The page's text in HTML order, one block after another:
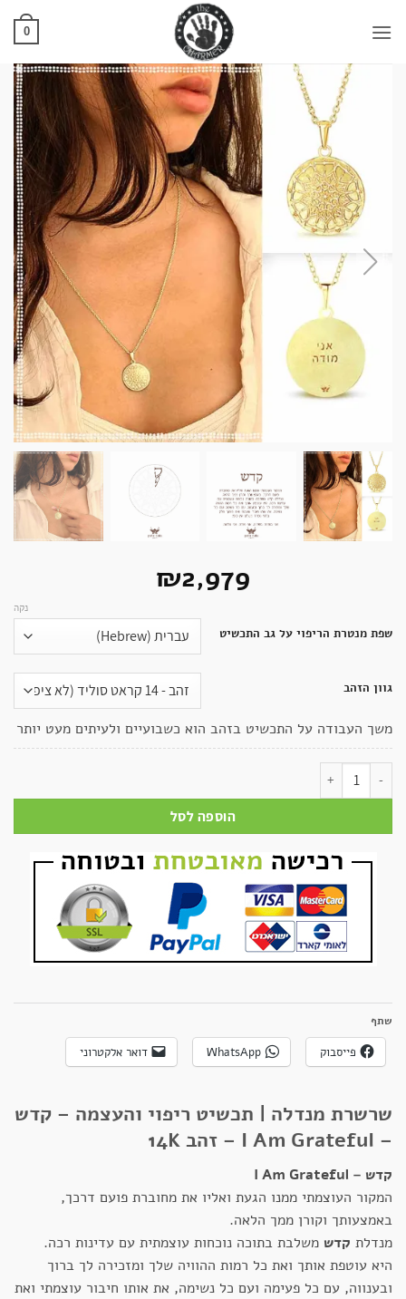
0
₪2,979
שפת מנטרת הריפוי על גב התכשיט
גוון הזהב
נקה
משך העבודה על התכשיט בזהב הוא כשבועיים ולעיתים מעט יותר
כמות של שרשרת מנדלה | תכשיט ריפוי והעצמה – קדש – I Am Grateful - זהב 14K
הוספה לסל
שתף
פייסבוק WhatsApp דואר אלקטרוני
שרשרת מנדלה | תכשיט ריפוי והעצמה – קדש
– I Am Grateful – זהב 14K
קדש – I Am Grateful
המקור העוצמתי ממנו הגעת ואליו את מחוברת פועם דרכך,
באמצעותך וקורן ממך הלאה.
מנדלת קדש משלבת בתוכה נוכחות עוצמתית עם עדינות רכה.
היא עוטפת אותך ואת כל רמות ההוויה שלך ומזכירה לך ברוך
ובענווה, עם כל פעימה ועם כל נשימה, את אותו חיבור עוצמתי ואת